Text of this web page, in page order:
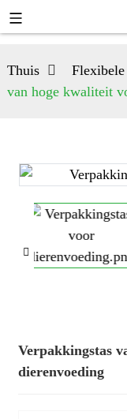
Thuis
van hoge kwaliteit
Verpakkingstas
dierenvoeding